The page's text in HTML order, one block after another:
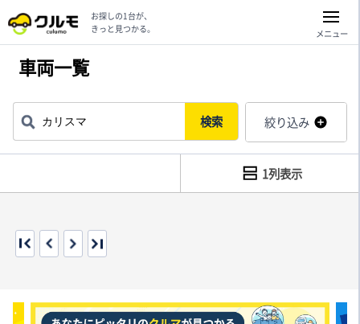
お探しの1台が、
きっと見つかる。
メニュー
車両一覧
検索 絞り込み
1列表示